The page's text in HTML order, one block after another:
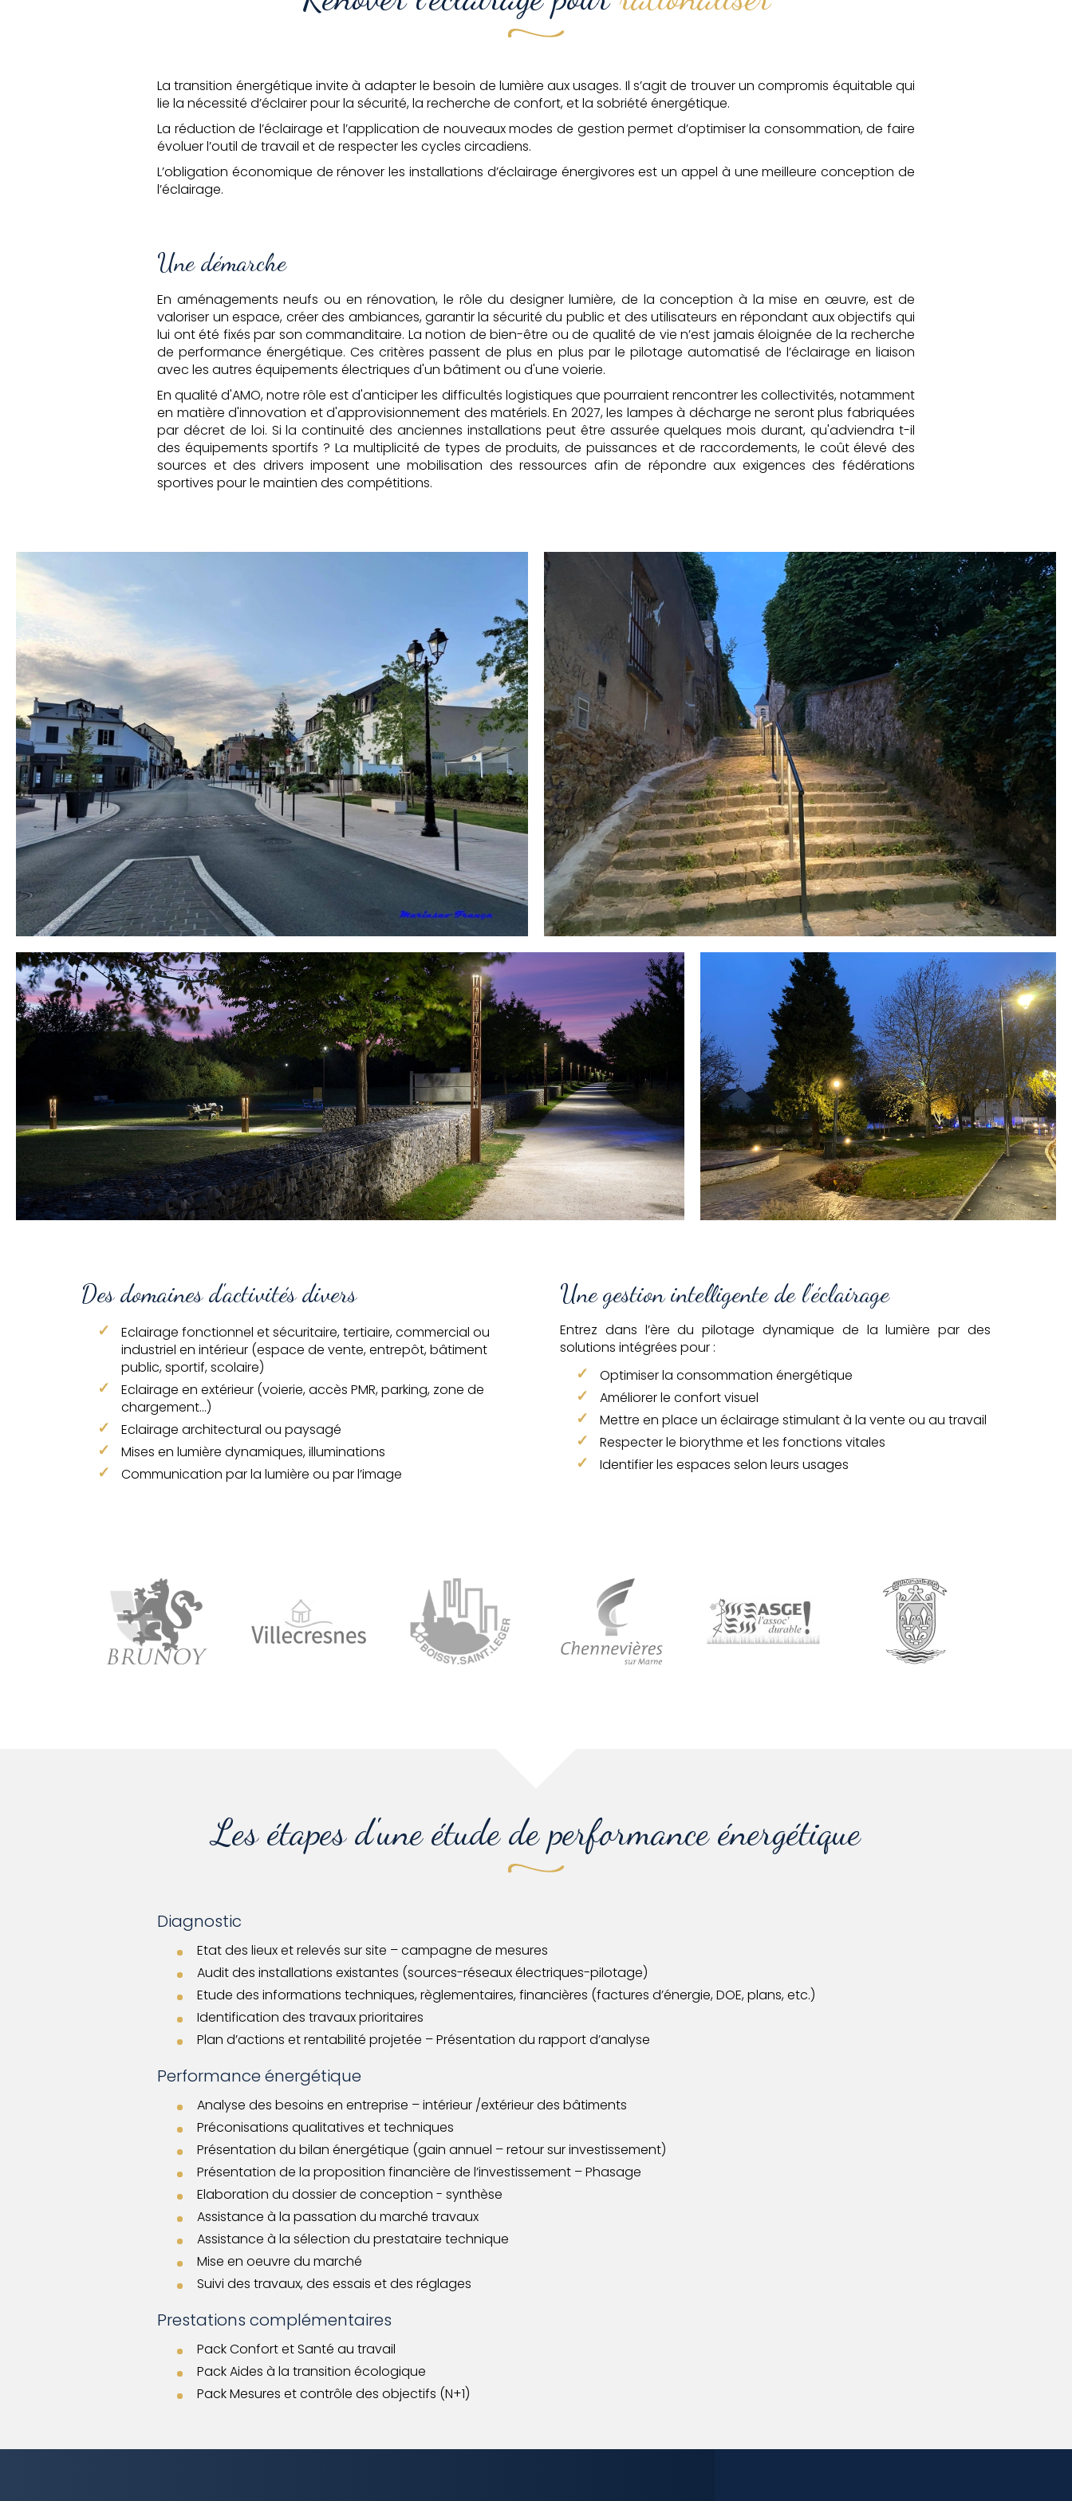
La transition énergétique invite à adapter le besoin de lumière aux usages. Il s’agit de trouver un compromis équitable qui
lie la nécessité d’éclairer pour la sécurité, la recherche de confort, et la sobriété énergétique.
La réduction de l’éclairage et l’application de nouveaux modes de gestion permet d’optimiser la consommation, de faire
évoluer l’outil de travail et de respecter les cycles circadiens.
L’obligation économique de rénover les installations d’éclairage énergivores est un appel à une meilleure conception de
l’éclairage.
Une démarche
En aménagements neufs ou en rénovation, le rôle du designer lumière, de la conception à la mise en œuvre, est de
valoriser un espace, créer des ambiances, garantir la sécurité du public et des utilisateurs en répondant aux objectifs qui
lui ont été fixés par son commanditaire. La notion de bien-être ou de qualité de vie n’est jamais éloignée de la recherche
de performance énergétique. Ces critères passent de plus en plus par le pilotage automatisé de l’éclairage en liaison
avec les autres équipements électriques d'un bâtiment ou d'une voierie.
En qualité d'AMO, notre rôle est d'anticiper les difficultés logistiques que pourraient rencontrer les collectivités, notamment
en matière d'innovation et d'approvisionnement des matériels. En 2027, les lampes à décharge ne seront plus fabriquées
par décret de loi. Si la continuité des anciennes installations peut être assurée quelques mois durant, qu'adviendra t-il
des équipements sportifs ? La multiplicité de types de produits, de puissances et de raccordements, le coût élevé des
sources et des drivers imposent une mobilisation des ressources afin de répondre aux exigences des fédérations
sportives pour le maintien des compétitions.
Des domaines d'activités divers
Eclairage fonctionnel et sécuritaire, tertiaire, commercial ou
industriel en intérieur (espace de vente, entrepôt, bâtiment
public, sportif, scolaire)
Eclairage en extérieur (voierie, accès PMR, parking, zone de
chargement…)
Eclairage architectural ou paysagé
Mises en lumière dynamiques, illuminations
Communication par la lumière ou par l’image
Une gestion intelligente de l'éclairage
Entrez dans l’ère du pilotage dynamique de la lumière par des
solutions intégrées pour :
Optimiser la consommation énergétique
Améliorer le confort visuel
Mettre en place un éclairage stimulant à la vente ou au travail
Respecter le biorythme et les fonctions vitales
Identifier les espaces selon leurs usages
Les étapes d'une étude de performance énergétique
Diagnostic
Etat des lieux et relevés sur site – campagne de mesures
Audit des installations existantes (sources-réseaux électriques-pilotage)
Etude des informations techniques, règlementaires, financières (factures d’énergie, DOE, plans, etc.)
Identification des travaux prioritaires
Plan d’actions et rentabilité projetée – Présentation du rapport d’analyse
Performance énergétique
Analyse des besoins en entreprise – intérieur /extérieur des bâtiments
Préconisations qualitatives et techniques
Présentation du bilan énergétique (gain annuel – retour sur investissement)
Présentation de la proposition financière de l’investissement – Phasage
Elaboration du dossier de conception - synthèse
Assistance à la passation du marché travaux
Assistance à la sélection du prestataire technique
Mise en oeuvre du marché
Suivi des travaux, des essais et des réglages
Prestations complémentaires
Pack Confort et Santé au travail
Pack Aides à la transition écologique
Pack Mesures et contrôle des objectifs (N+1)